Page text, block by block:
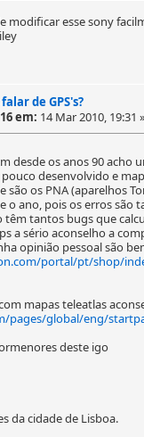
modificar esse sony
de GPS's?
em: 14 Mar 2010, 19:31
desde os anos 90 acho
pouco desenvolvido e
são os PNA (aparelhos
o ano, pois os erros são
tantos bugs que
a sério aconselho a
opinião pessoal são
portal/pt/shop/
mapas teleatlas
pages/global/eng/
deste igo
da cidade de Lisboa.